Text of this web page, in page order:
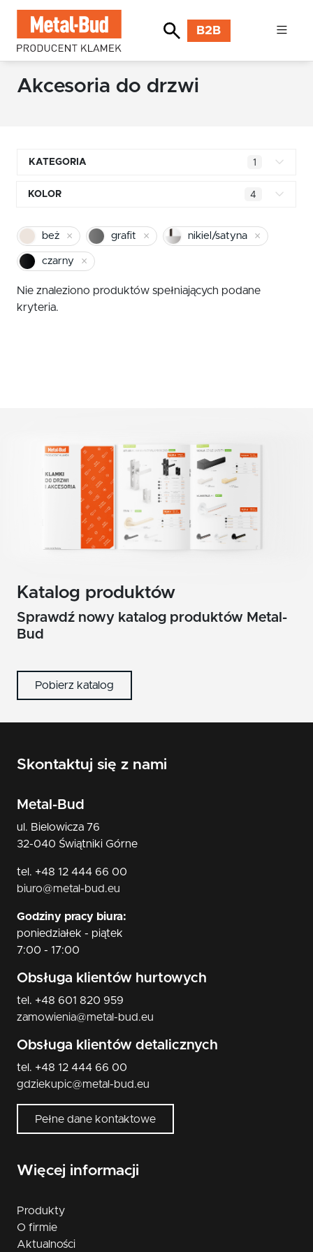
B2B
Akcesoria do drzwi
KATEGORIA 1
Klamki kwadratowe
Klamki INOX stal nierdzewna
Klamki premium
Klamki z długim szyldem
KOLOR 4
chrom
pomarańczowy
brąz
grafit
chrom szczotkowany mat
nikiel szczotkowany mat
beż grafit nikiel/satyna
czarny
Nie znaleziono produktów spełniających podane
kryteria.
Katalog produktów
Sprawdź nowy katalog produktów Metal-
Bud
Pobierz katalog
Skontaktuj się z nami
Metal-Bud
ul. Bielowicza 76
32-040 Świątniki Górne
tel. +48 12 444 66 00
biuro@metal-bud.eu
Godziny pracy biura:
poniedziałek - piątek
7:00 - 17:00
Obsługa klientów hurtowych
tel. +48 601 820 959
zamowienia@metal-bud.eu
Obsługa klientów detalicznych
tel. +48 12 444 66 00
gdziekupic@metal-bud.eu
Pełne dane kontaktowe
Więcej informacji
Produkty
O firmie
Aktualności